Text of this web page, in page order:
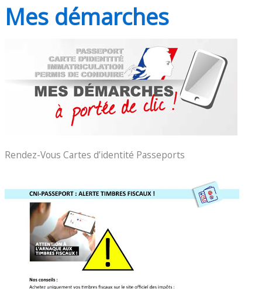
Mes démarches
Rendez-Vous Cartes d’identité Passeports